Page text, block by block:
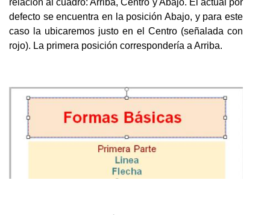
relación al cuadro: Arriba, Centro y Abajo. El actual por
defecto se encuentra en la posición Abajo, y para este
caso la ubicaremos justo en el Centro (señalada con
rojo). La primera posición correspondería a Arriba.